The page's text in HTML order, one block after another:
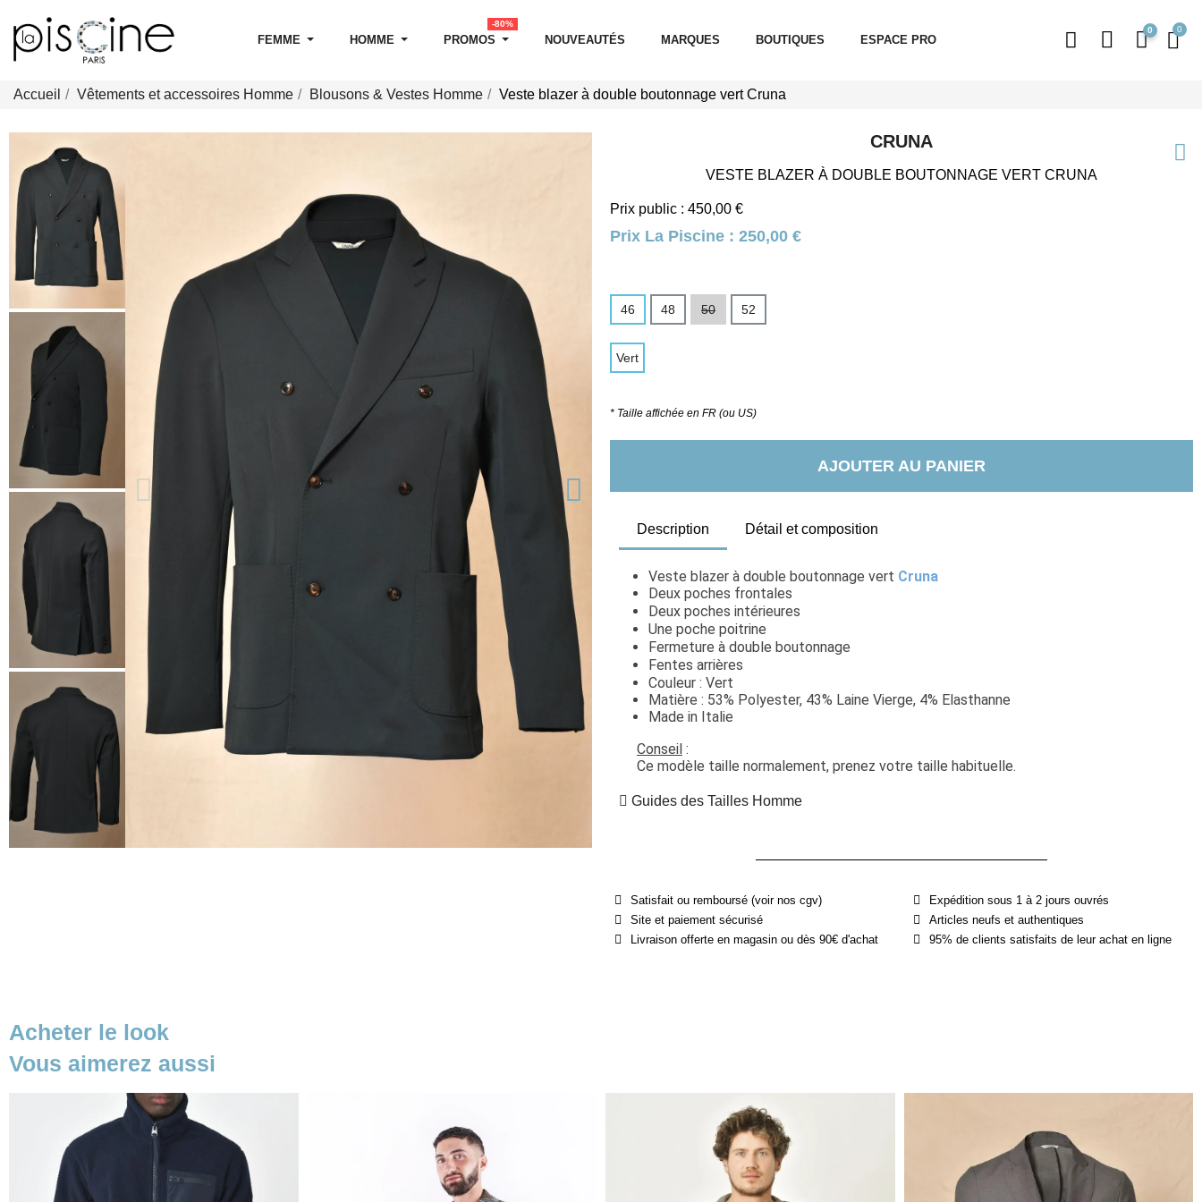
FEMME HOMME PROMOS
-80%
NOUVEAUTÉS MARQUES BOUTIQUES ESPACE PRO
0
Accueil Vêtements et accessoires Homme Blousons & Vestes Homme Veste blazer à double boutonnage vert Cruna
CRUNA
VESTE BLAZER À DOUBLE BOUTONNAGE VERT CRUNA
Prix public : 450,00 €
Prix La Piscine : 250,00 €
46 48 50 52
Vert
* Taille affichée en FR (ou US)
AJOUTER AU PANIER
Description Détail et composition
Veste blazer à double boutonnage vert Cruna
Deux poches frontales
Deux poches intérieures
Une poche poitrine
Fermeture à double boutonnage
Fentes arrières
Couleur : Vert
Matière : 53% Polyester, 43% Laine Vierge, 4% Elasthanne
Made in Italie
Conseil :
Ce modèle taille normalement, prenez votre taille habituelle.
Guides des Tailles Homme
Satisfait ou remboursé (voir nos cgv)
Site et paiement sécurisé
Livraison offerte en magasin ou dès 90€ d'achat
Expédition sous 1 à 2 jours ouvrés
Articles neufs et authentiques
95% de clients satisfaits de leur achat en ligne
Acheter le look
Vous aimerez aussi